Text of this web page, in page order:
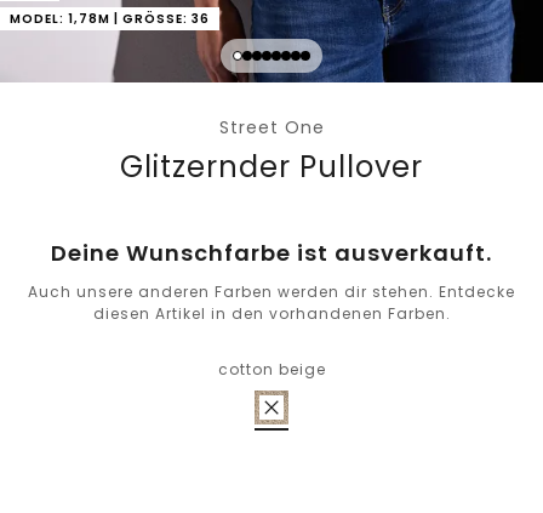
MODEL: 1,78M | GRÖSSE: 36
Street One
Glitzernder Pullover
Deine Wunschfarbe ist ausverkauft.
Auch unsere anderen Farben werden dir stehen. Entdecke
diesen Artikel in den vorhandenen Farben.
cotton beige